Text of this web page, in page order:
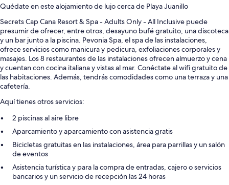
Quédate en este alojamiento de lujo cerca de Playa Juanillo
Secrets Cap Cana Resort & Spa - Adults Only - All Inclusive puede
presumir de ofrecer, entre otros, desayuno bufé gratuito, una discoteca
y un bar junto a la piscina. Pevonia Spa, el spa de las instalaciones,
ofrece servicios como manicura y pedicura, exfoliaciones corporales y
masajes. Los 8 restaurantes de las instalaciones ofrecen almuerzo y cena
y cuentan con cocina italiana y vistas al mar. Conéctate al wifi gratuito de
las habitaciones. Además, tendrás comodidades como una terraza y una
cafetería.
Aquí tienes otros servicios:
2 piscinas al aire libre
Aparcamiento y aparcamiento con asistencia gratis
Bicicletas gratuitas en las instalaciones, área para parrillas y un salón
de eventos
Asistencia turística y para la compra de entradas, cajero o servicios
bancarios y un servicio de recepción las 24 horas